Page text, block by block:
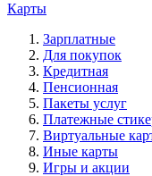
Карты
Зарплатные
Для покупок
Кредитная
Пенсионная
Пакеты услуг
Платежные
Виртуальные
Иные карты
Игры и акции